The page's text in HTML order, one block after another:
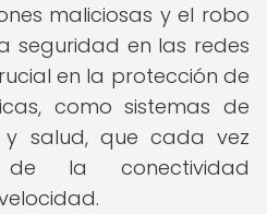
maliciosas y el robo
seguridad en las redes
en la protección de
como sistemas de
y salud, que cada vez
la conectividad